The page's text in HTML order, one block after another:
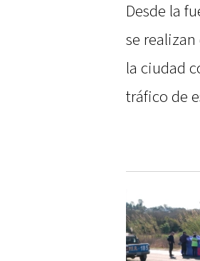
Desde la
se
la ciudad
tráfico de